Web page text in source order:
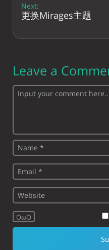
Next:
更换Mirages主题
Leave a
OωO